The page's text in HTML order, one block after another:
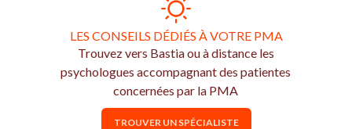
LES CONSEILS DÉDIÉS À VOTRE PMA
Trouvez vers Bastia ou à distance les
psychologues accompagnant des patientes
concernées par la PMA
TROUVER UN SPÉCIALISTE